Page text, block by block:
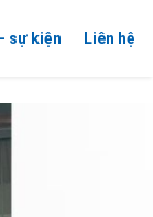
sự kiện Liên hệ